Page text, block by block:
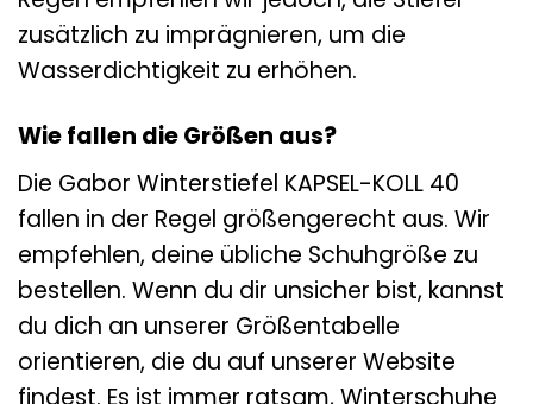
zusätzlich zu imprägnieren, um die
Wasserdichtigkeit zu erhöhen.
Wie fallen die Größen aus?
Die Gabor Winterstiefel KAPSEL-KOLL 40
fallen in der Regel größengerecht aus. Wir
empfehlen, deine übliche Schuhgröße zu
bestellen. Wenn du dir unsicher bist, kannst
du dich an unserer Größentabelle
orientieren, die du auf unserer Website
findest. Es ist immer ratsam, Winterschuhe